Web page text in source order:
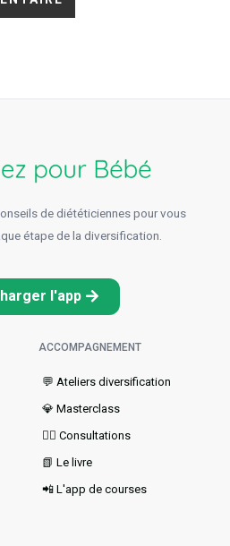
de diététiciennes pour vous
étape de la diversification.
l'app
ACCOMPAGNEMENT
💬 Ateliers diversification
💎 Masterclass
👩‍⚕️ Consultations
📗 Le livre
📲 L'app de courses